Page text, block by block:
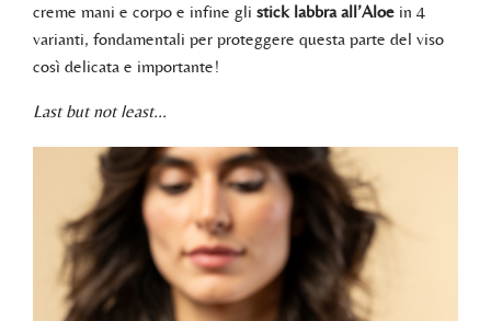
creme mani e corpo e infine gli stick labbra all’Aloe in 4
varianti, fondamentali per proteggere questa parte del viso
così delicata e importante!
Last but not least…